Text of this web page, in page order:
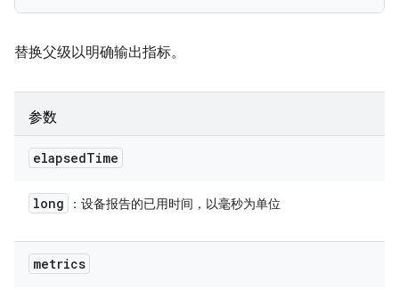
替换父级以明确输出指标。
参数
elapsedTime
long ：设备报告的已用时间，以毫秒为单位
metrics